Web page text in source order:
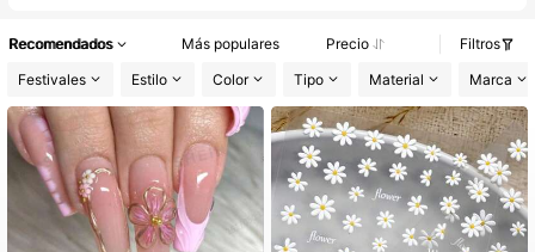
Recomendados Más populares Precio
Filtros
Festivales
Estilo Color Tipo Material Marca